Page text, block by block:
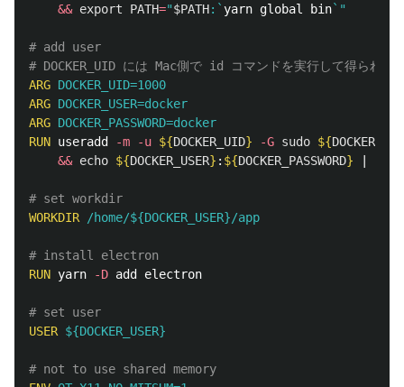
&& export PATH="$PATH: ` yarn global bin` "
# add user
# DOCKER_UID には Mac側で id コマンドを実行して得られ
ARG DOCKER_UID=1000
ARG DOCKER_USER=docker
ARG DOCKER_PASSWORD=docker
RUN useradd -m -u ${DOCKER_UID} -G sudo ${
&& echo ${DOCKER_USER} : ${DOCKER_PASSWORD}
# set workdir
WORKDIR /home/${DOCKER_USER}/app
# install electron
RUN yarn -D add electron
# set user
USER ${DOCKER_USER}
# not to use shared memory